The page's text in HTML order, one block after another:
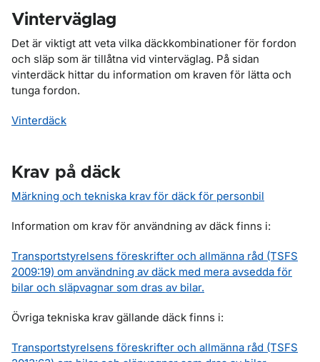
Vinterväglag
Det är viktigt att veta vilka däckkombinationer för fordon
och släp som är tillåtna vid vinterväglag. På sidan
vinterdäck hittar du information om kraven för lätta och
tunga fordon.
Vinterdäck
Krav på däck
Märkning och tekniska krav för däck för personbil
Information om krav för användning av däck finns i:
Transportstyrelsens föreskrifter och allmänna råd (TSFS
2009:19) om användning av däck med mera avsedda för
bilar och släpvagnar som dras av bilar.
Övriga tekniska krav gällande däck finns i:
Transportstyrelsens föreskrifter och allmänna råd (TSFS